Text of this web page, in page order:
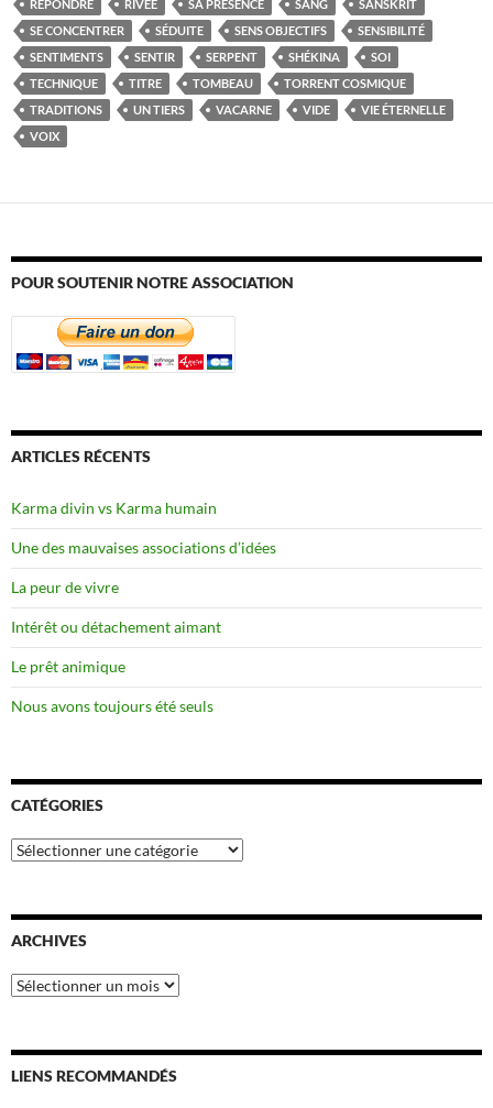
RÉPONDRE RIVÉE SA PRÉSENCE SANG
SANSKRIT
SE CONCENTRER
SÉDUITE SENS OBJECTIFS
SENSIBILITÉ
SENTIMENTS
SENTIR SERPENT SHÉKINA
SOI
TECHNIQUE
TITRE TOMBEAU
TORRENT COSMIQUE
TRADITIONS
UN TIERS VACARNE VIDE
VIE ÉTERNELLE
VOIX
POUR SOUTENIR NOTRE ASSOCIATION
ARTICLES RÉCENTS
Karma divin vs Karma humain
Une des mauvaises associations d’idées
La peur de vivre
Intérêt ou détachement aimant
Le prêt animique
Nous avons toujours été seuls
CATÉGORIES
Catégories
ARCHIVES
Archives
LIENS RECOMMANDÉS